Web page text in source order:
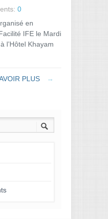
0
en
IFE le Mardi
l’Hôtel Khayam
PLUS →